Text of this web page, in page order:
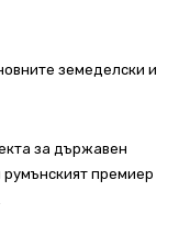
земеделски и
за държавен
премиер